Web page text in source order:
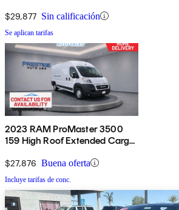
$29,877 Sin calificación
Se aplican tarifas
2023 RAM ProMaster 3500
159 High Roof Extended Cargo
$27,876 Buena oferta
Incluye tarifas de conc.